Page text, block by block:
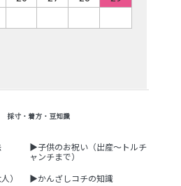
採寸・着方・豆知識
▶子供のお祝い（出産～トルチ
ャンチまで）
）
▶かんざしコチの知識